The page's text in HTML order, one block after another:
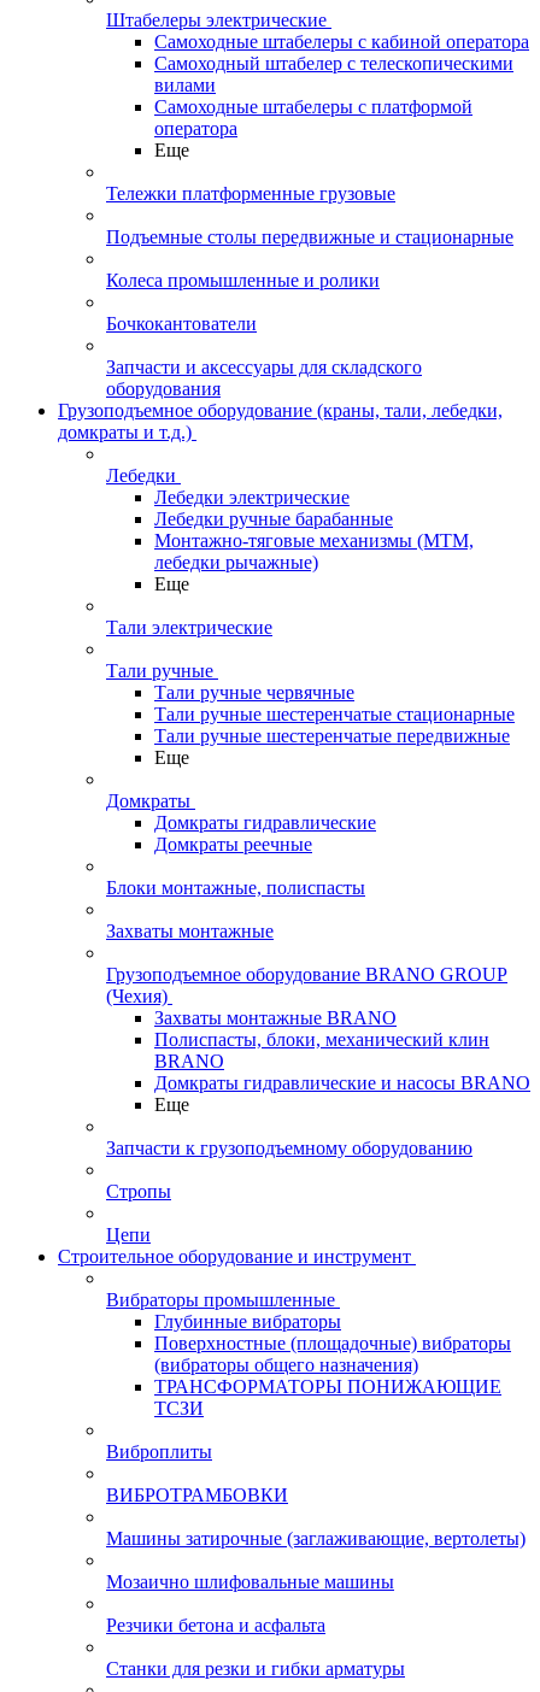
Штабелеры электрические
Самоходные штабелеры с кабиной оператора
Самоходный штабелер с телескопическими
вилами
Самоходные штабелеры с платформой
оператора
Еще
Тележки платформенные грузовые
Подъемные столы передвижные и стационарные
Колеса промышленные и ролики
Бочкокантователи
Запчасти и аксессуары для складского
оборудования
Грузоподъемное оборудование (краны, тали, лебедки,
домкраты и т.д.)
Лебедки
Лебедки электрические
Лебедки ручные барабанные
Монтажно-тяговые механизмы (МТМ,
лебедки рычажные)
Еще
Тали электрические
Тали ручные
Тали ручные червячные
Тали ручные шестеренчатые стационарные
Тали ручные шестеренчатые передвижные
Еще
Домкраты
Домкраты гидравлические
Домкраты реечные
Блоки монтажные, полиспасты
Захваты монтажные
Грузоподъемное оборудование BRANO GROUP
(Чехия)
Захваты монтажные BRANO
Полиспасты, блоки, механический клин
BRANO
Домкраты гидравлические и насосы BRANO
Еще
Запчасти к грузоподъемному оборудованию
Стропы
Цепи
Строительное оборудование и инструмент
Вибраторы промышленные
Глубинные вибраторы
Поверхностные (площадочные) вибраторы
(вибраторы общего назначения)
ТРАНСФОРМАТОРЫ ПОНИЖАЮЩИЕ
ТСЗИ
Виброплиты
ВИБРОТРАМБОВКИ
Машины затирочные (заглаживающие, вертолеты)
Мозаично шлифовальные машины
Резчики бетона и асфальта
Станки для резки и гибки арматуры